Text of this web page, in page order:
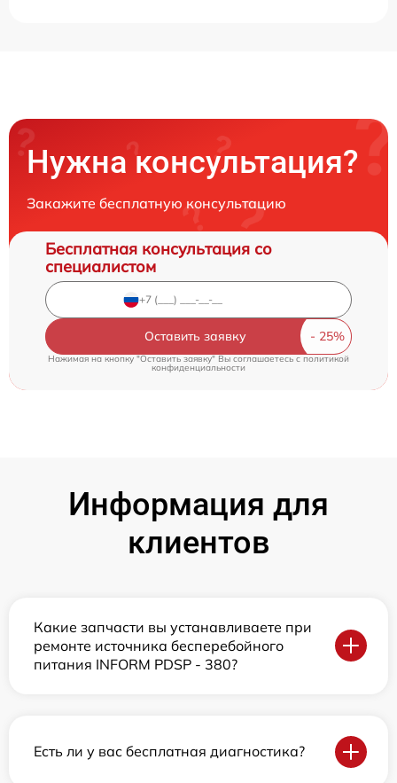
Нужна консультация?
Закажите бесплатную консультацию
Бесплатная консультация со
специалистом
Оставить заявку
Нажимая на кнопку "Оставить заявку" Вы соглашаетесь cполитикой
конфиденциальности
Информация для
клиентов
Какие запчасти вы устанавливаете при
ремонте источника бесперебойного
питания INFORM PDSP - 380?
Есть ли у вас бесплатная диагностика?